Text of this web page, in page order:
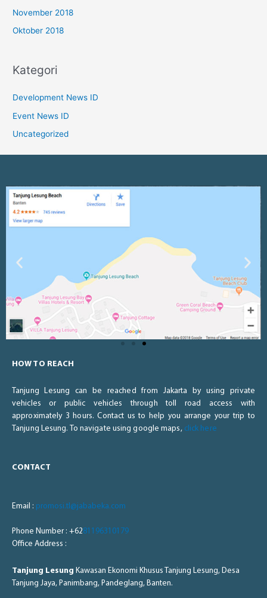
November 2018
Oktober 2018
Kategori
Development News ID
Event News ID
Uncategorized
Previous
HOW TO REACH
Tanjung Lesung can be reached from Jakarta by using private
vehicles or public vehicles through toll road access with
approximately 3 hours. Contact us to help you arrange your trip to
Tanjung Lesung. To navigate using google maps, click here
CONTACT
Email : promosi.tl@jababeka.com
Phone Number : +6281196310179
Office Address :
Tanjung Lesung Kawasan Ekonomi Khusus Tanjung Lesung, Desa
Tanjung Jaya, Panimbang, Pandeglang, Banten.